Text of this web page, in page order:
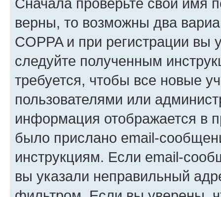
верны, то возможны два
COPPA и при регистрации вы
следуйте полученным
требуется, чтобы все новые
пользователями или
информация отображается в
было прислано email-
инструкциям. Если email-
вы указали неправильный